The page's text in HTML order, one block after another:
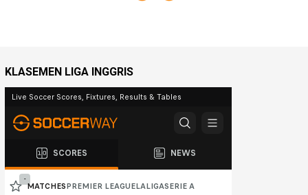
KLASEMEN LIGA INGGRIS